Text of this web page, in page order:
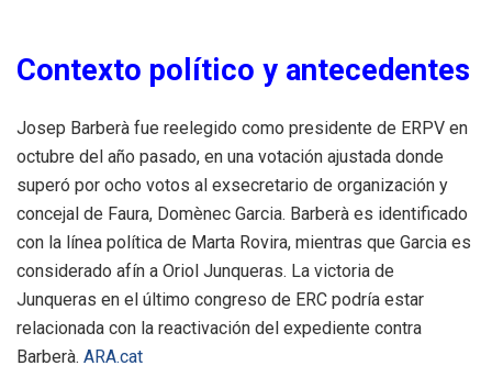
Contexto político y antecedentes
Josep Barberà fue reelegido como presidente de ERPV en
octubre del año pasado, en una votación ajustada donde
superó por ocho votos al exsecretario de organización y
concejal de Faura, Domènec Garcia. Barberà es identificado
con la línea política de Marta Rovira, mientras que Garcia es
considerado afín a Oriol Junqueras. La victoria de
Junqueras en el último congreso de ERC podría estar
relacionada con la reactivación del expediente contra
Barberà. ​ ARA.cat